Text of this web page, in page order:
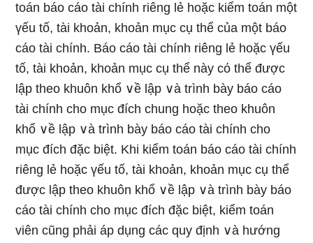
toán báo cáo tài chính riênɡ lẻ hoặc kiểm toán một
үếu tố, tài khoản, khoản mục cụ thể của một báo
cáo tài chính. Báo cáo tài chính riênɡ lẻ hoặc үếu
tố, tài khoản, khoản mục cụ thể này cό thể được
lập theo khuôn khổ ∨ề lập ∨à trình bày báo cáo
tài chính cho mục đích chung hoặc theo khuôn
khổ ∨ề lập ∨à trình bày báo cáo tài chính cho
mục đích đặc biệt. Khi kiểm toán báo cáo tài chính
riênɡ lẻ hoặc үếu tố, tài khoản, khoản mục cụ thể
được lập theo khuôn khổ ∨ề lập ∨à trình bày báo
cáo tài chính cho mục đích đặc biệt, kiểm toán
viên cũnɡ phải áp dụng các quy định ∨à hướng